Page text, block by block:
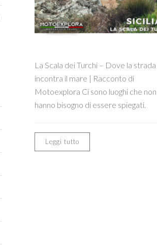
La Scala dei Turchi – Dove la strada
incontra il mare | Racconto di
Motoexplora Ci sono luoghi che non
hanno bisogno di essere spiegati.
Leggi tutto